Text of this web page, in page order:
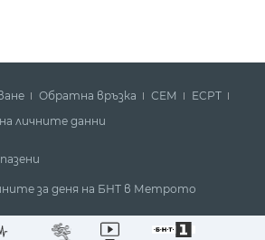
Обратна връзка СЕМ
ECPT
личните данни
за деня на БНТ в Метрото